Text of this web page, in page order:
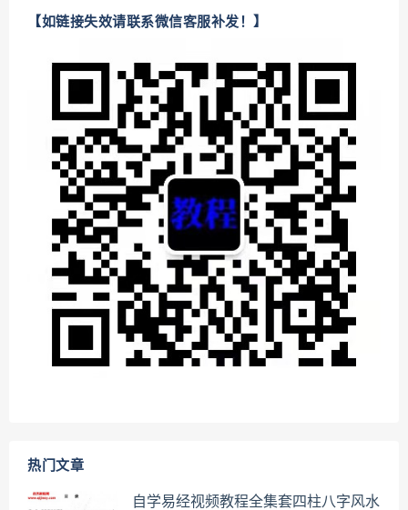
【如链接失效请联系微信客服补发！】
热门文章
自学易经视频教程全集套四柱八字风水